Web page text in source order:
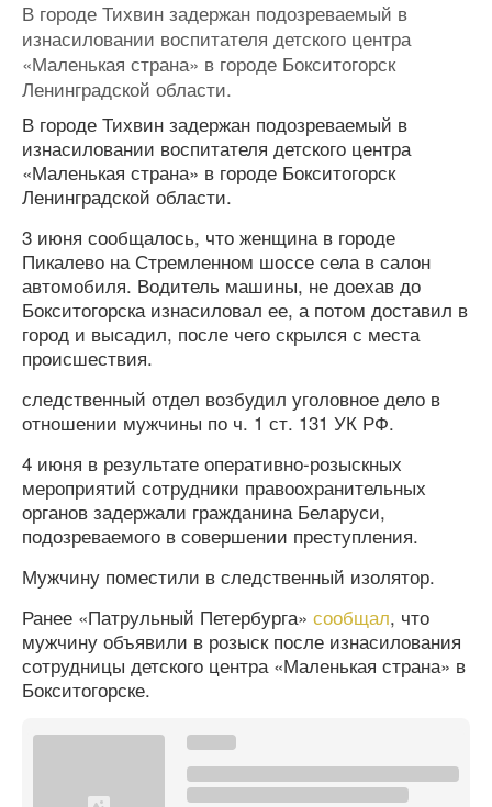
В городе Тихвин задержан подозреваемый в
изнасиловании воспитателя детского центра
«Маленькая страна» в городе Бокситогорск
Ленинградской области.
В городе Тихвин задержан подозреваемый в
изнасиловании воспитателя детского центра
«Маленькая страна» в городе Бокситогорск
Ленинградской области.
3 июня сообщалось, что женщина в городе
Пикалево на Стремленном шоссе села в салон
автомобиля. Водитель машины, не доехав до
Бокситогорска изнасиловал ее, а потом доставил в
город и высадил, после чего скрылся с места
происшествия.
следственный отдел возбудил уголовное дело в
отношении мужчины по ч. 1 ст. 131 УК РФ.
4 июня в результате оперативно-розыскных
мероприятий сотрудники правоохранительных
органов задержали гражданина Беларуси,
подозреваемого в совершении преступления.
Мужчину поместили в следственный изолятор.
Ранее «Патрульный Петербурга» сообщал, что
мужчину объявили в розыск после изнасилования
сотрудницы детского центра «Маленькая страна» в
Бокситогорске.